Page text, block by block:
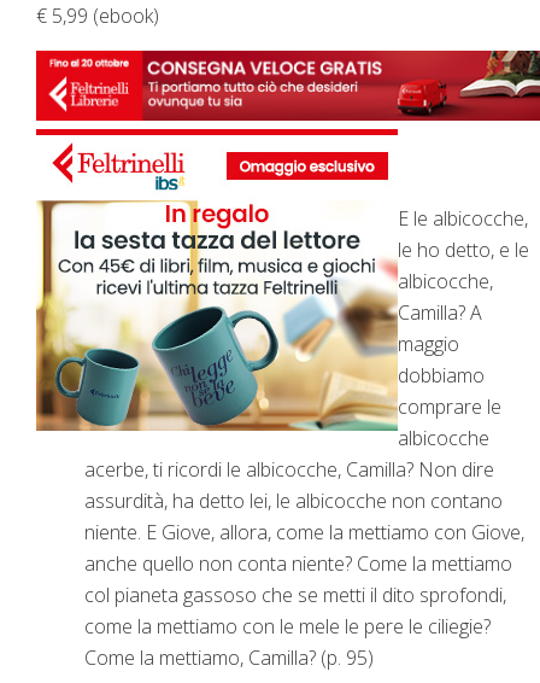
€ 5,99 (ebook)
E le albicocche,
le ho detto, e le
albicocche,
Camilla? A
maggio
dobbiamo
comprare le
albicocche
acerbe, ti ricordi le albicocche, Camilla? Non dire
assurdità, ha detto lei, le albicocche non contano
niente. E Giove, allora, come la mettiamo con Giove,
anche quello non conta niente? Come la mettiamo
col pianeta gassoso che se metti il dito sprofondi,
come la mettiamo con le mele le pere le ciliegie?
Come la mettiamo, Camilla? (p. 95)